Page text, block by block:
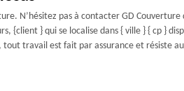
N’hésitez pas à contacter GD
} qui se localise dans { ville } { cp }
travail est fait par assurance et résiste